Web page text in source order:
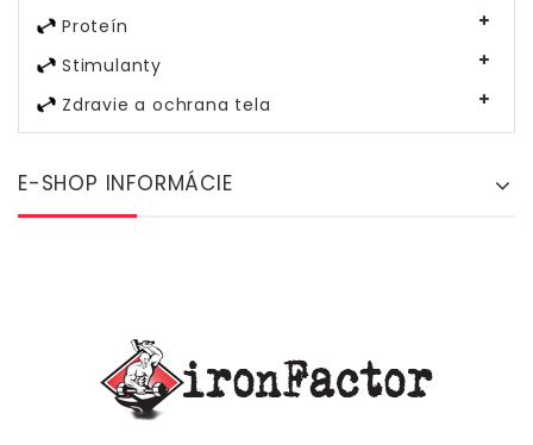
Proteín
Stimulanty
Zdravie a ochrana tela
E-SHOP INFORMÁCIE